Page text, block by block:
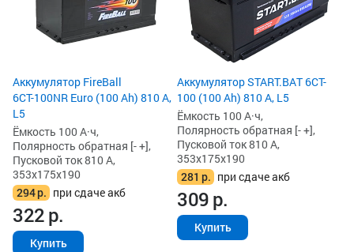
Аккумулятор FireBall
6СТ-100NR Euro (100 Ah) 810 А,
L5
Ёмкость 100 А·ч,
Полярность обратная [- +],
Пусковой ток 810 А,
353x175x190
294р. при сдаче акб
322р.
Купить
Аккумулятор START.BAT 6CT-
100 (100 Ah) 810 А, L5
Ёмкость 100 А·ч,
Полярность обратная [- +],
Пусковой ток 810 А,
353x175x190
281 р. при сдаче акб
309р.
Купить